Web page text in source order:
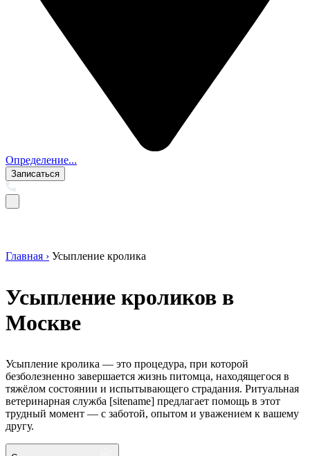
Определение...
Записаться
Главная › Усыпление кролика
Усыпление кроликов в
Москве
Усыпление кролика — это процедура, при которой
безболезненно завершается жизнь питомца, находящегося в
тяжёлом состоянии и испытывающего страдания. Ритуальная
ветеринарная служба [sitename] предлагает помощь в этот
трудный момент — с заботой, опытом и уважением к вашему
другу.